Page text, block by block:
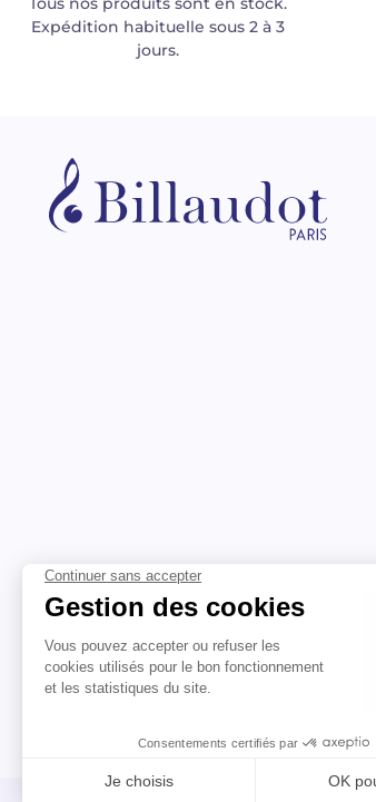
Expédition habituelle sous 2 à 3
jours.
© 2026 Billaudot Paris. Tous droits réservés